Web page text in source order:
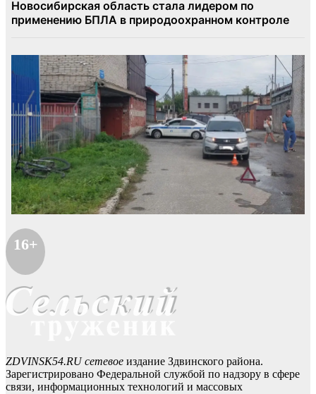
16+
ZDVINSK54.RU сетевое издание Здвинского района.
Зарегистрировано Федеральной службой по надзору в сфере
связи, информационных технологий и массовых